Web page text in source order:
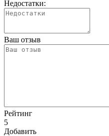
Недостатки:
Ваш отзыв
Рейтинг
5
Добавить